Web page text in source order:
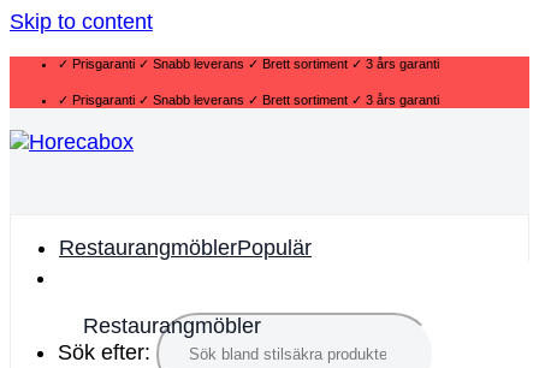
Skip to content
✓ Prisgaranti ✓ Snabb leverans ✓ Brett sortiment ✓ 3 års garanti
✓ Prisgaranti ✓ Snabb leverans ✓ Brett sortiment ✓ 3 års garanti
Sök efter:
Restaurangmöbler
Restaurangmöbler